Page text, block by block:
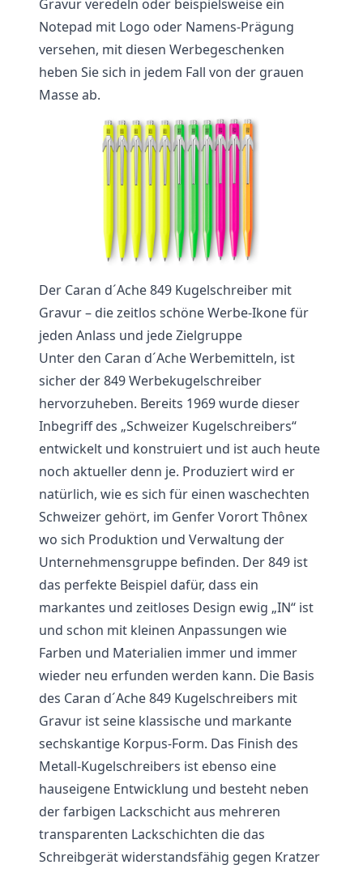
Gravur veredeln oder beispielsweise ein
Notepad mit Logo oder Namens-Prägung
versehen, mit diesen Werbegeschenken
heben Sie sich in jedem Fall von der grauen
Masse ab.
Der Caran d´Ache 849 Kugelschreiber mit
Gravur – die zeitlos schöne Werbe-Ikone für
jeden Anlass und jede Zielgruppe
Unter den Caran d´Ache Werbemitteln, ist
sicher der 849 Werbekugelschreiber
hervorzuheben. Bereits 1969 wurde dieser
Inbegriff des „Schweizer Kugelschreibers“
entwickelt und konstruiert und ist auch heute
noch aktueller denn je. Produziert wird er
natürlich, wie es sich für einen waschechten
Schweizer gehört, im Genfer Vorort Thônex
wo sich Produktion und Verwaltung der
Unternehmensgruppe befinden. Der 849 ist
das perfekte Beispiel dafür, dass ein
markantes und zeitloses Design ewig „IN“ ist
und schon mit kleinen Anpassungen wie
Farben und Materialien immer und immer
wieder neu erfunden werden kann. Die Basis
des Caran d´Ache 849 Kugelschreibers mit
Gravur ist seine klassische und markante
sechskantige Korpus-Form. Das Finish des
Metall-Kugelschreibers ist ebenso eine
hauseigene Entwicklung und besteht neben
der farbigen Lackschicht aus mehreren
transparenten Lackschichten die das
Schreibgerät widerstandsfähig gegen Kratzer